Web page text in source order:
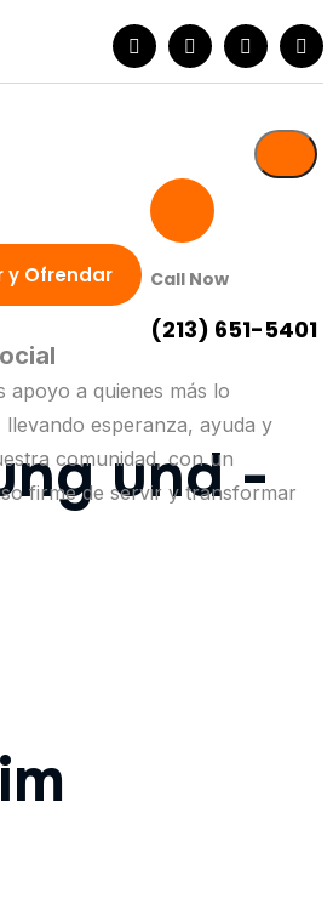
apoyo a quienes más lo
llevando esperanza, ayuda y
comunidad, con un
firme de servir y transformar
y Ofrendar Call Now
(213) 651-5401
und -